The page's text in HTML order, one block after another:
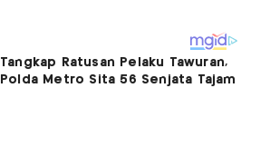
Tangkap Ratusan Pelaku Tawuran,
Polda Metro Sita 56 Senjata Tajam